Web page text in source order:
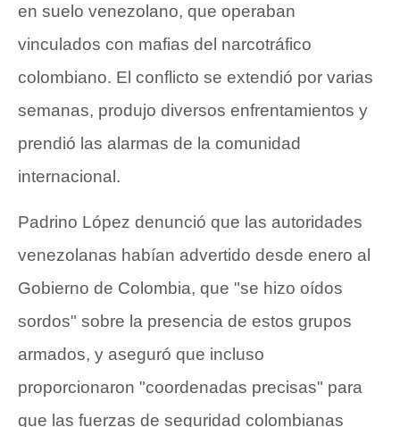
en suelo venezolano, que operaban
vinculados con mafias del narcotráfico
colombiano. El conflicto se extendió por varias
semanas, produjo diversos enfrentamientos y
prendió las alarmas de la comunidad
internacional.
Padrino López denunció que las autoridades
venezolanas habían advertido desde enero al
Gobierno de Colombia, que "se hizo oídos
sordos" sobre la presencia de estos grupos
armados, y aseguró que incluso
proporcionaron "coordenadas precisas" para
que las fuerzas de seguridad colombianas